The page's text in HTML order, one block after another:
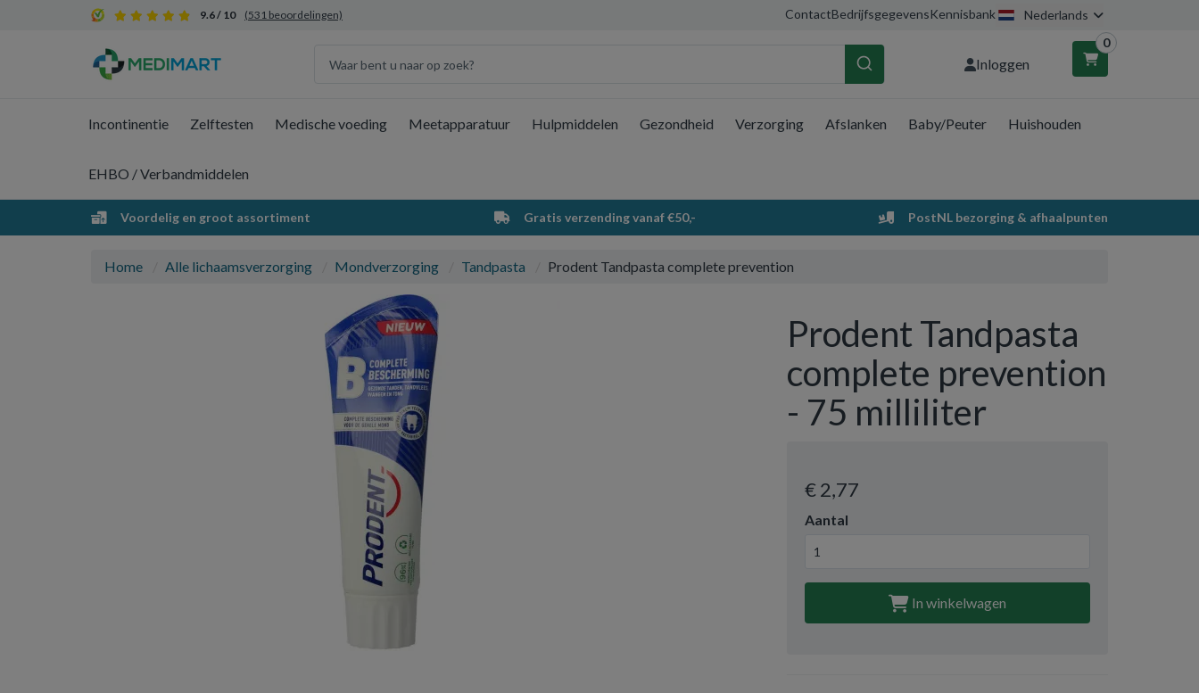
9.6 / 10 (531 beoordelingen) ContactBedrijfsgegevensKennisbank Nederlands
Inloggen
0
Winkelwagen
Uw winkelwagen is leeg.
Vul hem met producten.
Incontinentie Zelftesten Medische voeding Meetapparatuur Hulpmiddelen Gezondheid Verzorging Afslanken Baby/Peuter Huishouden
EHBO / Verbandmiddelen
Voordelig en groot assortiment Gratis verzending vanaf €50,- PostNL bezorging & afhaalpunten
Home Alle lichaamsverzorging Mondverzorging Tandpasta Prodent Tandpasta complete prevention
Prodent Tandpasta
complete prevention
- 75 milliliter
€ 2,77
Aantal
In winkelwagen